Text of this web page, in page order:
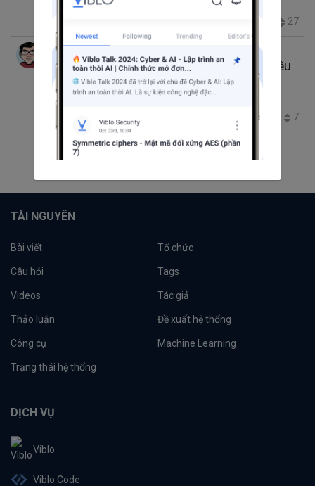
Deployment
27
Kira Chien thg 6 16, 2019 12:00 CH
Áp Dụng Terraform Module deploy lên nhiều
môi trường
7
TÀI NGUYÊN
Bài viết Tổ chức
Câu hỏi Tags
Videos Tác giả
Thảo luận Đề xuất hệ thống
Công cụ Machine Learning
Trạng thái hệ thống
DỊCH VỤ
Viblo
Viblo Code